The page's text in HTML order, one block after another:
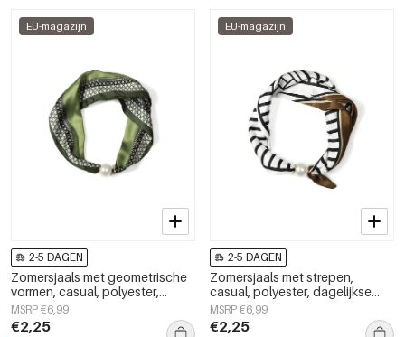
EU-magazijn
2-5 DAGEN
Zomersjaals met geometrische
vormen, casual, polyester,
dagelijkse accessoires
MSRP €6,99
€2,25
EU-magazijn
2-5 DAGEN
Zomersjaals met strepen,
casual, polyester, dagelijkse
accessoires
MSRP €6,99
€2,25